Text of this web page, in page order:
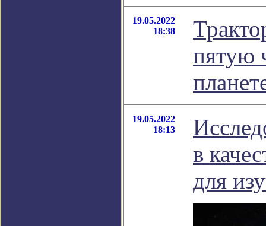
19.05.2022
18:38
пятую
19.05.2022
18:13
в
для